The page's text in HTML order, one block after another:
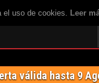
el uso de cookies. Leer
válida hasta 9